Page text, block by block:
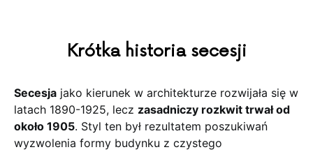
Krótka historia secesji
Secesja jako kierunek w architekturze rozwijała się w
latach 1890-1925, lecz zasadniczy rozkwit trwał od
około 1905. Styl ten był rezultatem poszukiwań
wyzwolenia formy budynku z czystego